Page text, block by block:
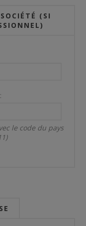
(SI
le code du pays